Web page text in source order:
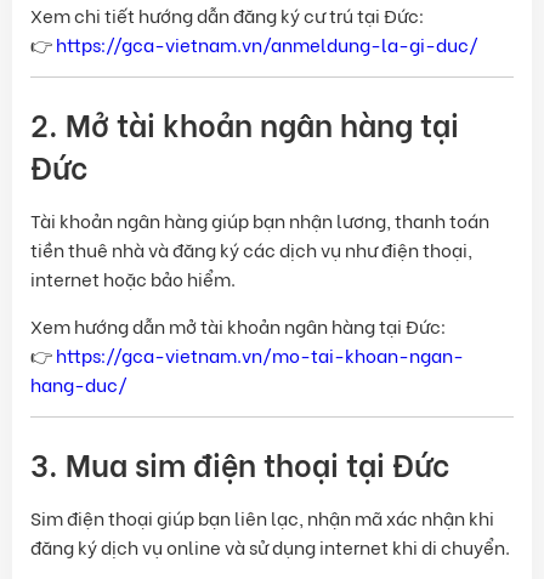
Xem chi tiết hướng dẫn đăng ký cư trú tại Đức:
👉https://gca-vietnam.vn/anmeldung-la-gi-duc/
2. Mở tài khoản ngân hàng tại
Đức
Tài khoản ngân hàng giúp bạn nhận lương, thanh toán
tiền thuê nhà và đăng ký các dịch vụ như điện thoại,
internet hoặc bảo hiểm.
Xem hướng dẫn mở tài khoản ngân hàng tại Đức:
👉https://gca-vietnam.vn/mo-tai-khoan-ngan-
hang-duc/
3. Mua sim điện thoại tại Đức
Sim điện thoại giúp bạn liên lạc, nhận mã xác nhận khi
đăng ký dịch vụ online và sử dụng internet khi di chuyển.